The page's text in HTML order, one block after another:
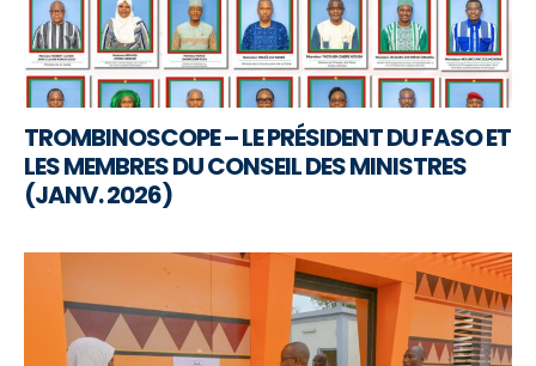
TROMBINOSCOPE – LE PRÉSIDENT DU FASO ET
LES MEMBRES DU CONSEIL DES MINISTRES
(JANV. 2026)